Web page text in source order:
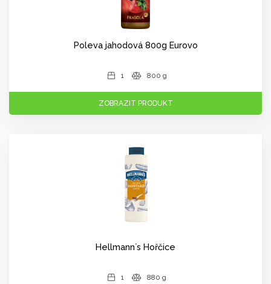
Poleva jahodová 800g Eurovo
1 800 g
ZOBRAZIT PRODUKT
Hellmann´s Hořčice
1 880 g